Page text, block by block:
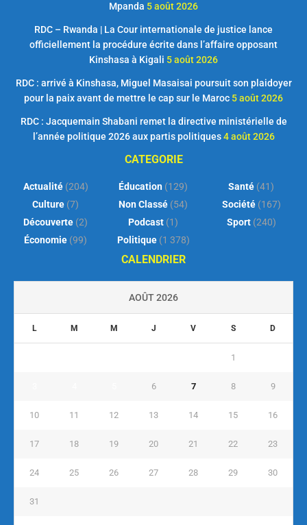
Mpanda 5 août 2026
RDC – Rwanda | La Cour internationale de justice lance
officiellement la procédure écrite dans l’affaire opposant
Kinshasa à Kigali 5 août 2026
RDC : arrivé à Kinshasa, Miguel Masaisai poursuit son plaidoyer
pour la paix avant de mettre le cap sur le Maroc 5 août 2026
RDC : Jacquemain Shabani remet la directive ministérielle de
l’année politique 2026 aux partis politiques 4 août 2026
CATEGORIE
Actualité(204)
Culture (7)
Découverte (2)
Économie (99)
Éducation (129)
Non Classé (54)
Podcast (1)
Politique(1 378)
Santé (41)
Société(167)
Sport(240)
CALENDRIER
AOÛT 2026
L M M J V S D
1
6 7 8 9
10 11 12 13 14 15 16
17 18 19 20 21 22 23
24 25 26 27 28 29 30
31